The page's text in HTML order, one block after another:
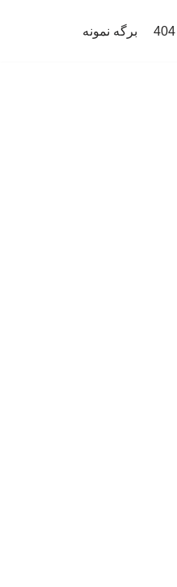
404 برگه نمونه